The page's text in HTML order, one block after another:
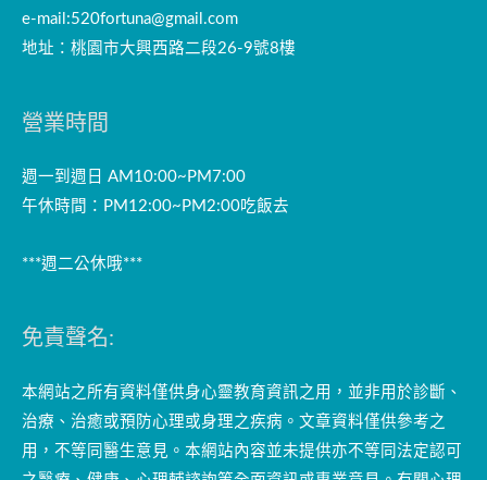
e-mail:520fortuna@gmail.com
地址：桃園市大興西路二段26-9號8樓
營業時間
週一到週日 AM10:00~PM7:00
午休時間：PM12:00~PM2:00吃飯去
***週二公休哦***
免責聲名:
本網站之所有資料僅供身心靈教育資訊之用，並非用於診斷、
治療、治癒或預防心理或身理之疾病。文章資料僅供參考之
用，不等同醫生意見。本網站內容並未提供亦不等同法定認可